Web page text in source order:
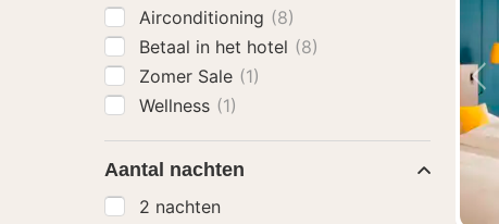
Airconditioning (8)
Betaal in het hotel (8)
Zomer Sale (1)
Wellness (1)
Aantal nachten
2 nachten